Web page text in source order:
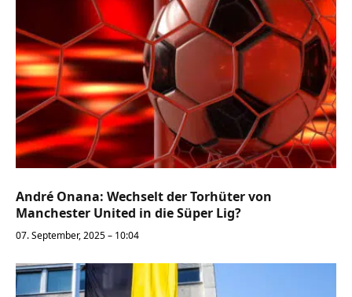
André Onana: Wechselt der Torhüter von
Manchester United in die Süper Lig?
07. September, 2025 – 10:04